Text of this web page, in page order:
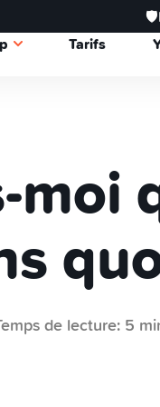
Tarifs
moi
de lecture: 5